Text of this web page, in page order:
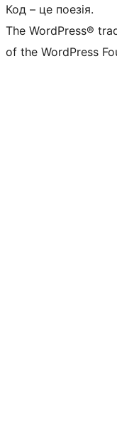
Код – це поезія.
The WordPress®
of the WordPress